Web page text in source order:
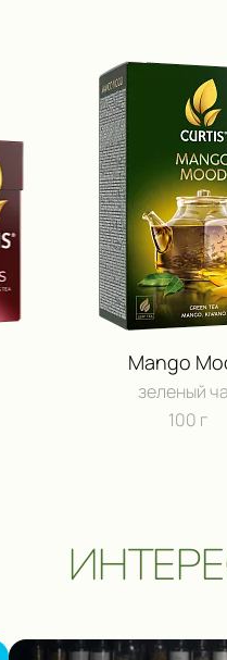
Mango
зеленый
100 г